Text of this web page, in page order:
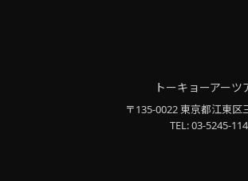
トーキョーアー
〒135-0022 東京都江東区
TEL: 03-5245-